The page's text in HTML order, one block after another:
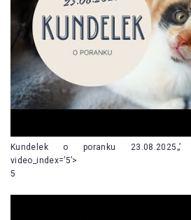
Kundelek o poranku 23.08.2025„’
video_index=’5’>
5